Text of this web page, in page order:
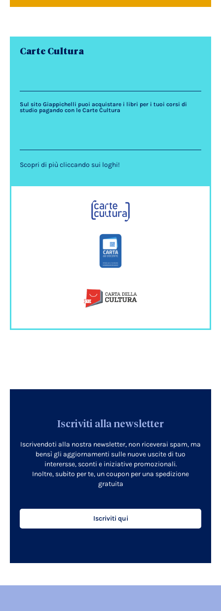
Carte Cultura
Sul sito Giappichelli puoi acquistare i libri per i tuoi corsi di
studio pagando con le Carte Cultura
Scopri di più cliccando sui loghi!
Iscriviti alla newsletter
Iscrivendoti alla nostra newsletter, non riceverai spam, ma
bensì gli aggiornamenti sulle nuove uscite di tuo
interersse, sconti e iniziative promozionali.
Inoltre, subito per te, un coupon per una spedizione
gratuita
Iscriviti qui